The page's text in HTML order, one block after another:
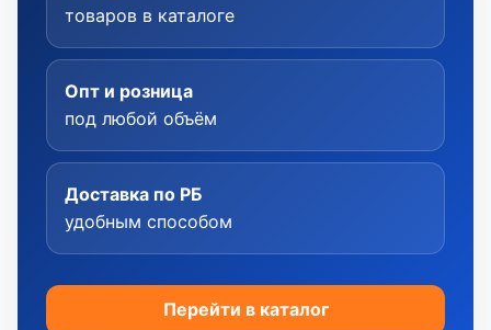
товаров в каталоге
Опт и розница
под любой объём
Доставка по РБ
удобным способом
Перейти в каталог